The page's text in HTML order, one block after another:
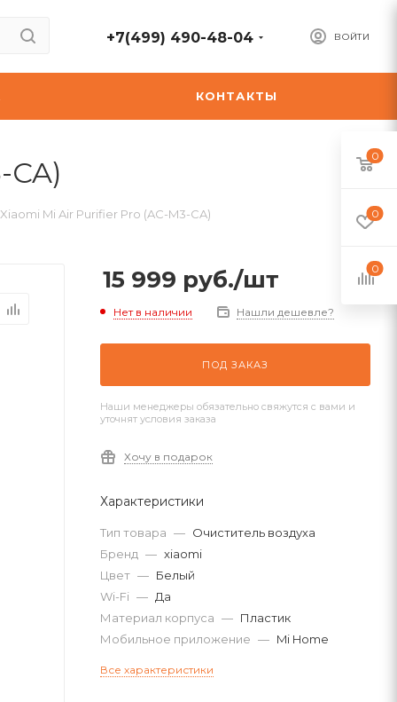
ВОЙТИ
+7(499) 490-48-04
КОНТАКТЫ
Mi Air Purifier Pro (AC-M3-CA)
15 999 руб./шт
Нет в наличии Нашли дешевле?
ПОД ЗАКАЗ
Наши менеджеры обязательно свяжутся с вами и
уточнят условия заказа
Хочу в подарок
Характеристики
Тип товара — Очиститель воздуха
Бренд — xiaomi
Цвет — Белый
Wi-Fi — Да
Материал корпуса — Пластик
Мобильное приложение — Mi Home
Все характеристики
0
0
0